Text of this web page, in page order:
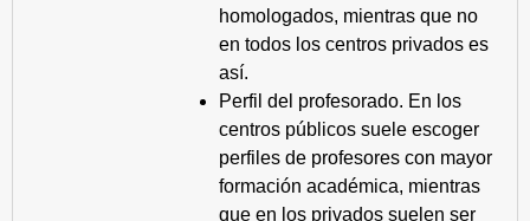
homologados, mientras que no
en todos los centros privados es
así.
Perfil del profesorado. En los
centros públicos suele escoger
perfiles de profesores con mayor
formación académica, mientras
que en los privados suelen ser